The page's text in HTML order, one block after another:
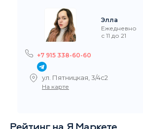
Пятницкая, 3/4с2
Рейтинг на Я.Маркете